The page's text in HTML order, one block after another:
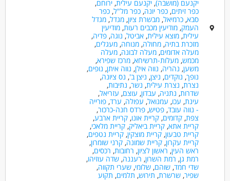
יקנעם (מושבה),יקנעם עילית,ירוחם,
כפר זיתים,כפר יונה,כפר מל"ל,כפר
סבא,כרמיאל,מבשרת ציון,מגדל,מגדל
העמק,מודיעין מכבים רעות,מודיעין
עילית,מוצא עילית,אביטל, נוגה,פדיה,
מזכרת בתיה,מחולה,מנוחה,מעגלים,
מעלה אדומים,מעלה לבונה,מעלה
מכמש,מעלות-תרשיחא,מרכז שפירא,
משען, נהריה, נווה אילן, נווה איתן, נופים,
נופך,נוקדים, ניצן, ניצן ב', נס ציונה,
נצרת, נצרת עילית, נשר, נתיבות,
שדרות, נתניה, עבדון, עוצם, עזריאל,
עינת, עכו, עמנואל, עפולה, ערד,פורייה
- נווה עובד,פטיש,פרדס חנה-כרכור,
צפת,קדומים,קריית אונו,קריית ארבע,
קריית אתא,קריית ביאליק,קריית מלאכי,
קריית טבעון,קריית מוצקין,קריית נטפים,
קריית עקרון,קריית שמונה,קרני שומרון,
ראש העין, ראשון לציון, רחובות, רכסים,
רמת גן, רמת השרון, רעננה,שדה עוזיהו,
שדי חמד,שוהם,שלומי,שערי תקווה,
שפיר,שרשרת, תירוש, תלמים, תקוע